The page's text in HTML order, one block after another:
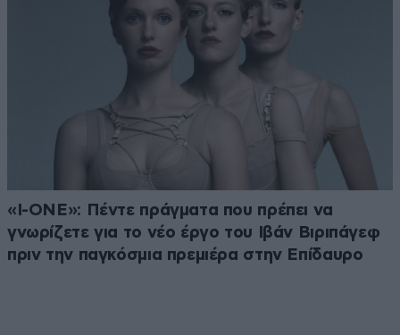
«I-ONE»: Πέντε πράγματα που πρέπει να
γνωρίζετε για το νέο έργο του Ιβάν Βιριπάγεφ
πριν την παγκόσμια πρεμιέρα στην Επίδαυρο